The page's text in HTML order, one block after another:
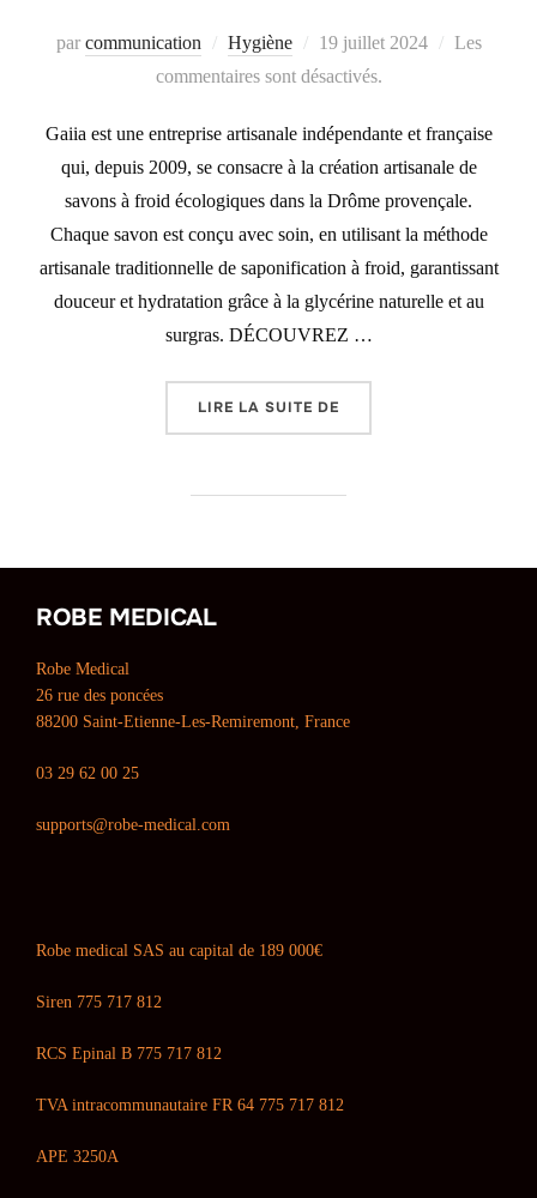
par communication Hygiène
Publié
le
19 juillet 2024
Les
commentaires sont désactivés.
Gaiia est une entreprise artisanale indépendante et française
qui, depuis 2009, se consacre à la création artisanale de
savons à froid écologiques dans la Drôme provençale.
Chaque savon est conçu avec soin, en utilisant la méthode
artisanale traditionnelle de saponification à froid, garantissant
douceur et hydratation grâce à la glycérine naturelle et au
surgras. DÉCOUVREZ …
LIRE LA SUITE DE
ROBE MEDICAL
Robe Medical
26 rue des poncées
88200 Saint-Etienne-Les-Remiremont, France
03 29 62 00 25
supports@robe-medical.com
Robe medical SAS au capital de 189 000€
Siren 775 717 812
RCS Epinal B 775 717 812
TVA intracommunautaire FR 64 775 717 812
APE 3250A